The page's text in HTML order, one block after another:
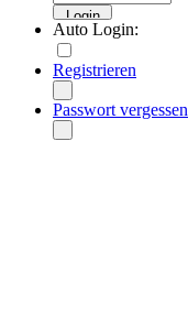
Auto Login:
Registrieren
Passwort vergessen